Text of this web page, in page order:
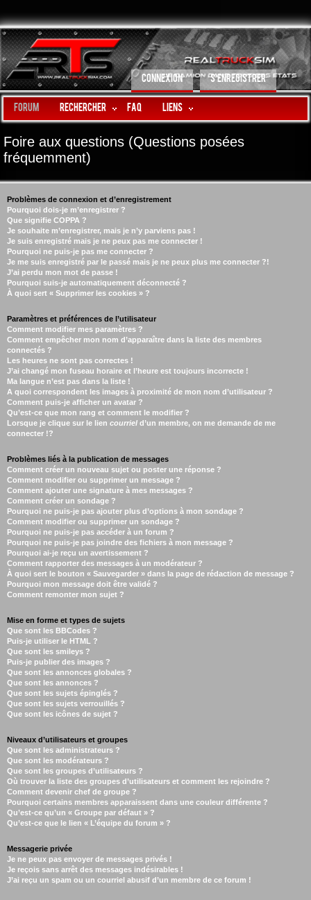
CONNEXION S’ENREGISTRER
Forum Rechercher FAQ LIENS
Foire aux questions (Questions posées
fréquemment)
Problèmes de connexion et d’enregistrement
Pourquoi dois-je m’enregistrer ?
Que signifie COPPA ?
Je souhaite m’enregistrer, mais je n’y parviens pas !
Je suis enregistré mais je ne peux pas me connecter !
Pourquoi ne puis-je pas me connecter ?
Je me suis enregistré par le passé mais je ne peux plus me connecter ?!
J’ai perdu mon mot de passe !
Pourquoi suis-je automatiquement déconnecté ?
À quoi sert « Supprimer les cookies » ?
Paramètres et préférences de l’utilisateur
Comment modifier mes paramètres ?
Comment empêcher mon nom d’apparaître dans la liste des membres
connectés ?
Les heures ne sont pas correctes !
J’ai changé mon fuseau horaire et l’heure est toujours incorrecte !
Ma langue n’est pas dans la liste !
A quoi correspondent les images à proximité de mon nom d’utilisateur ?
Comment puis-je afficher un avatar ?
Qu’est-ce que mon rang et comment le modifier ?
Lorsque je clique sur le lien courriel d’un membre, on me demande de me
connecter !?
Problèmes liés à la publication de messages
Comment créer un nouveau sujet ou poster une réponse ?
Comment modifier ou supprimer un message ?
Comment ajouter une signature à mes messages ?
Comment créer un sondage ?
Pourquoi ne puis-je pas ajouter plus d’options à mon sondage ?
Comment modifier ou supprimer un sondage ?
Pourquoi ne puis-je pas accéder à un forum ?
Pourquoi ne puis-je pas joindre des fichiers à mon message ?
Pourquoi ai-je reçu un avertissement ?
Comment rapporter des messages à un modérateur ?
À quoi sert le bouton « Sauvegarder » dans la page de rédaction de message ?
Pourquoi mon message doit être validé ?
Comment remonter mon sujet ?
Mise en forme et types de sujets
Que sont les BBCodes ?
Puis-je utiliser le HTML ?
Que sont les smileys ?
Puis-je publier des images ?
Que sont les annonces globales ?
Que sont les annonces ?
Que sont les sujets épinglés ?
Que sont les sujets verrouillés ?
Que sont les icônes de sujet ?
Niveaux d’utilisateurs et groupes
Que sont les administrateurs ?
Que sont les modérateurs ?
Que sont les groupes d’utilisateurs ?
Où trouver la liste des groupes d’utilisateurs et comment les rejoindre ?
Comment devenir chef de groupe ?
Pourquoi certains membres apparaissent dans une couleur différente ?
Qu’est-ce qu’un « Groupe par défaut » ?
Qu’est-ce que le lien « L’équipe du forum » ?
Messagerie privée
Je ne peux pas envoyer de messages privés !
Je reçois sans arrêt des messages indésirables !
J’ai reçu un spam ou un courriel abusif d’un membre de ce forum !